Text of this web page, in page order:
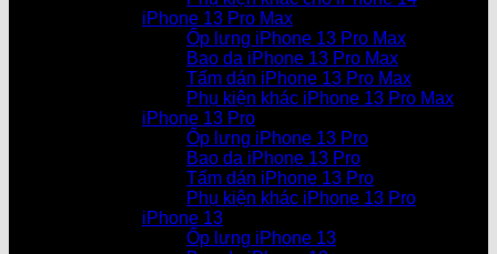
iPhone 13 Pro Max
Ốp lưng iPhone 13 Pro Max
Bao da iPhone 13 Pro Max
Tấm dán iPhone 13 Pro Max
Phụ kiện khác iPhone 13 Pro Max
iPhone 13 Pro
Ốp lưng iPhone 13 Pro
Bao da iPhone 13 Pro
Tấm dán iPhone 13 Pro
Phụ kiện khác iPhone 13 Pro
iPhone 13
Ốp lưng iPhone 13